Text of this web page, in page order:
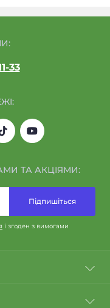
33
ТА АКЦІЯМИ:
Підпишіться
і згоден з вимогами